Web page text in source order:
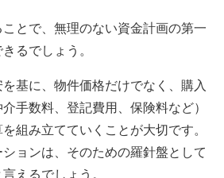
とで、無理のない資金計画の第一
るでしょう。
基に、物件価格だけでなく、購入
手数料、登記費用、保険料など）
組み立てていくことが大切です。
ョンは、そのための羅針盤として
えるでしょう。